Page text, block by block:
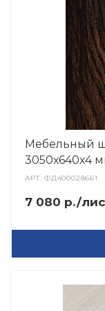
Мебельный
3050х640х4
АРТ.ФД400028661
7 080 р./